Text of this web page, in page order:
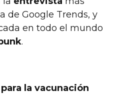
de Google Trends, y
en todo el mundo
.
la vacunación